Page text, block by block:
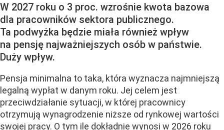
W 2027 roku o 3 proc. wzrośnie kwota bazowa
dla pracowników sektora publicznego.
Ta podwyżka będzie miała również wpływ
na pensję najważniejszych osób w państwie.
Duży wpływ.
Pensja minimalna to taka, która wyznacza najmniejszą
legalną wypłat w danym roku. Jej celem jest
przeciwdziałanie sytuacji, w której pracownicy
otrzymują wynagrodzenie niższe od rynkowej wartości
swojej pracy. O tym ile dokładnie wynosi w 2026 roku